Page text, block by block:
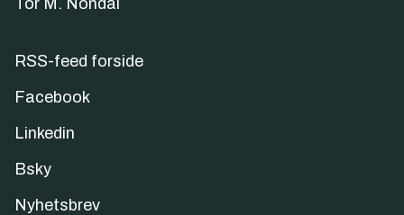
Tor M. Nondal
RSS-feed forside
Facebook
Linkedin
Bsky
Nyhetsbrev